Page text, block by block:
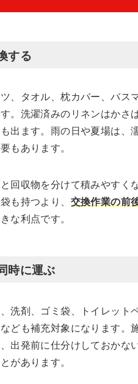
する
、タオル、枕カバー、バス
。洗濯済みのリネンはかさ
出ます。雨の日や夏場は、
もあります。
回収物を分けて積みやすく
も持つより、 交換作業の前
な利点です。
時に運ぶ
洗剤、ゴミ袋、トイレット
ども補充対象になります。
出発前に仕分けしておかな
があります。